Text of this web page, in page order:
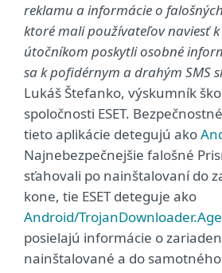
reklamu a informácie o
ktoré mali používateľov naviesť
útočníkom poskytli osobné
sa k pofidérnym a drahým SMS
Lukáš Štefanko, výskumník
spoločnosti ESET.
tieto aplikácie detegujú ako
Najnebezpečnejšie falošné
sťahovali po nainštalovaní do
kone, tie ESET deteguje ako
Android/
posielajú informácie o
nainštalované a do